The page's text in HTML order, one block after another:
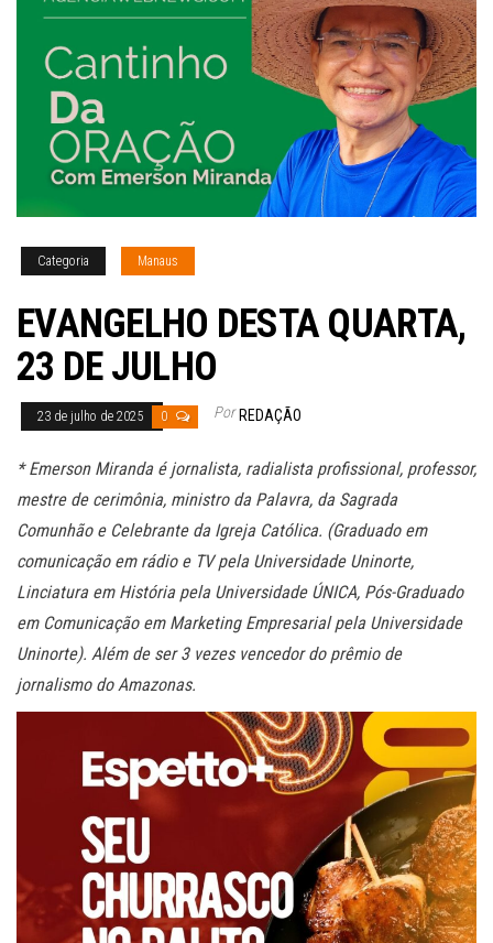
Categoria Manaus
EVANGELHO DESTA QUARTA,
23 DE JULHO
23 de julho de 2025 0 Por REDAÇÃO
* Emerson Miranda é jornalista, radialista profissional, professor,
mestre de cerimônia, ministro da Palavra, da Sagrada
Comunhão e Celebrante da Igreja Católica. (Graduado em
comunicação em rádio e TV pela Universidade Uninorte,
Linciatura em História pela Universidade ÚNICA, Pós-Graduado
em Comunicação em Marketing Empresarial pela Universidade
Uninorte). Além de ser 3 vezes vencedor do prêmio de
jornalismo do Amazonas.